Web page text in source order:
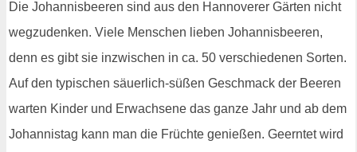
Die Johannisbeeren sind aus den Hannoverer Gärten nicht
wegzudenken. Viele Menschen lieben Johannisbeeren,
denn es gibt sie inzwischen in ca. 50 verschiedenen Sorten.
Auf den typischen säuerlich-süßen Geschmack der Beeren
warten Kinder und Erwachsene das ganze Jahr und ab dem
Johannistag kann man die Früchte genießen. Geerntet wird